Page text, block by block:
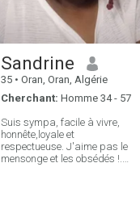
Sandrine
35 • Oran, Oran, Algérie
Cherchant: Homme 34 - 57
Suis sympa, facile à vivre,
honnête,loyale et
respectueuse. J'aime pas le
mensonge et les obsédés !.